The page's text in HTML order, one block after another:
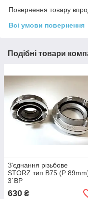
Повернення товару
Всі умови повернення
Подібні товари
З'єднання різьбове
STORZ тип В75 (Р
3`ВР
630 ₴